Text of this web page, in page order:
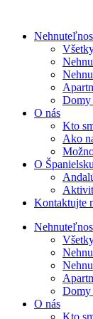
O nás
Kto
Ako
O Španielsku
Kontaktujte
O nás
Kto